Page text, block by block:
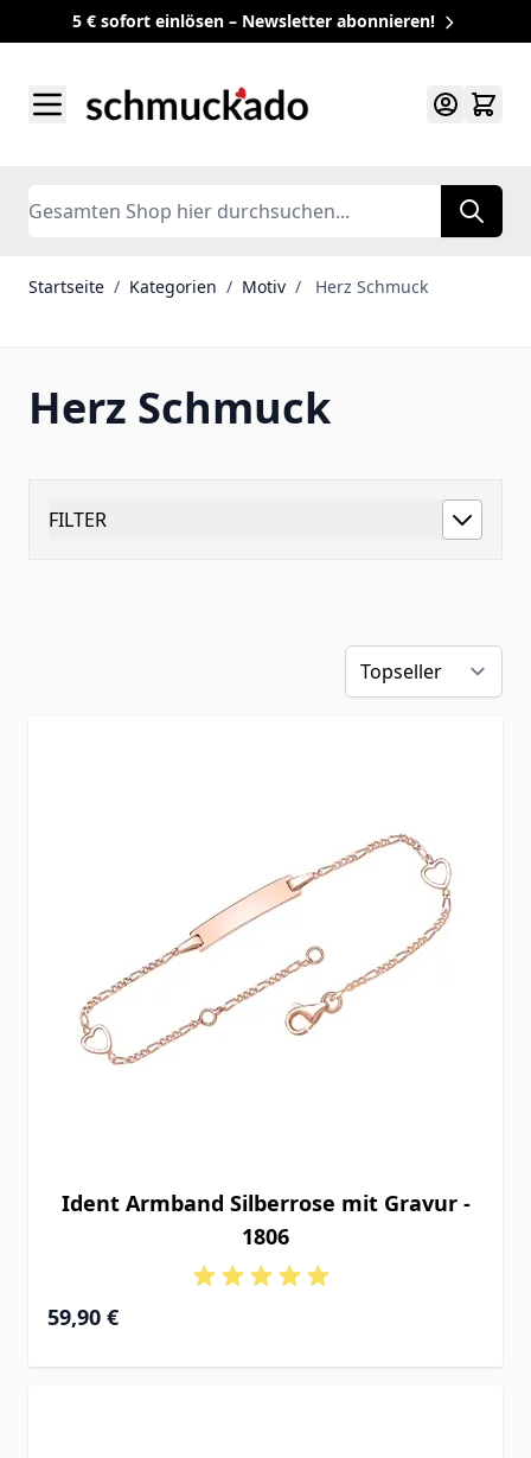
5 € sofort einlösen – Newsletter abonnieren!
Search
Startseite / Kategorien / Motiv / Herz Schmuck
Herz Schmuck
FILTER
Ident Armband Silberrose mit Gravur -
1806
Ab
59,90 €